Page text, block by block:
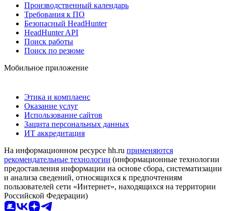
Производственный календарь
Требования к ПО
Безопасный HeadHunter
HeadHunter API
Поиск работы
Поиск по резюме
Мобильное приложение
Этика и комплаенс
Оказание услуг
Использование сайтов
Защита персональных данных
ИТ аккредитация
На информационном ресурсе hh.ru применяются
рекомендательные технологии (информационные технологии
предоставления информации на основе сбора, систематизации
и анализа сведений, относящихся к предпочтениям
пользователей сети «Интернет», находящихся на территории
Российской Федерации)